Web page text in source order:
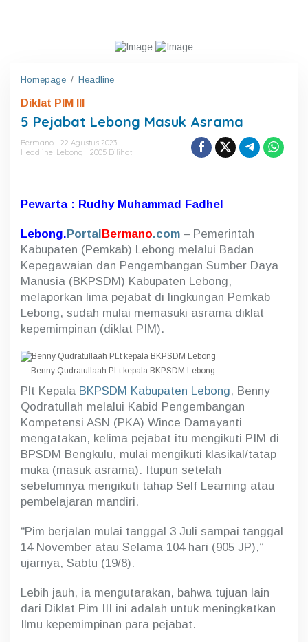
Homepage / Headline
a
b
a
b
g
M
a
s
k
A
s
a
a
Diklat PIM III
5 Pejabat Lebong Masuk Asrama
Bermano
22 Agustus 2023
Headline Lebong 2005 Dilihat
Pewarta : Rudhy Muhammad Fadhel
Lebong.PortalBermano.com – Pemerintah
Kabupaten (Pemkab) Lebong melalui Badan
Kepegawaian dan Pengembangan Sumber Daya
Manusia (BKPSDM) Kabupaten Lebong,
melaporkan lima pejabat di lingkungan Pemkab
Lebong, sudah mulai memasuki asrama diklat
kepemimpinan (diklat PIM).
Benny Qudratullaah PLt kepala BKPSDM Lebong
Plt Kepala BKPSDM Kabupaten Lebong, Benny
Qodratullah melalui Kabid Pengembangan
Kompetensi ASN (PKA) Wince Damayanti
mengatakan, kelima pejabat itu mengikuti PIM di
BPSDM Bengkulu, mulai mengikuti klasikal/tatap
muka (masuk asrama). Itupun setelah
sebelumnya mengikuti tahap Self Learning atau
pembelajaran mandiri.
“Pim berjalan mulai tanggal 3 Juli sampai tanggal
14 November atau Selama 104 hari (905 JP),”
ujarnya, Sabtu (19/8).
Lebih jauh, ia mengutarakan, bahwa tujuan lain
dari Diklat Pim III ini adalah untuk meningkatkan
Ilmu kepemimpinan para pejabat.